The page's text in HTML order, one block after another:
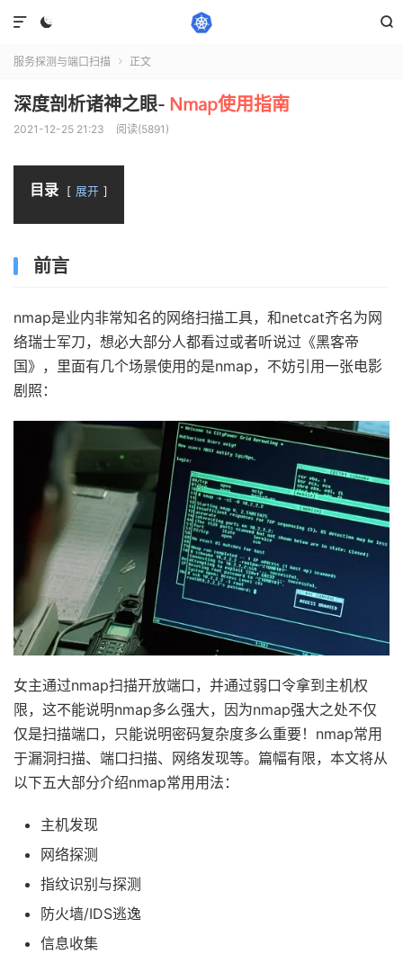



服务探测与端口扫描  正文
深度剖析诸神之眼- Nmap使用指南
2021-12-25 21:23 阅读(5891)
目录 展开
前言
nmap是业内非常知名的网络扫描工具，和netcat齐名为网
络瑞士军刀，想必大部分人都看过或者听说过《黑客帝
国》，里面有几个场景使用的是nmap，不妨引用一张电影
剧照：
女主通过nmap扫描开放端口，并通过弱口令拿到主机权
限，这不能说明nmap多么强大，因为nmap强大之处不仅
仅是扫描端口，只能说明密码复杂度多么重要！nmap常用
于漏洞扫描、端口扫描、网络发现等。篇幅有限，本文将从
以下五大部分介绍nmap常用用法：
主机发现
网络探测
指纹识别与探测
防火墙/IDS逃逸
信息收集